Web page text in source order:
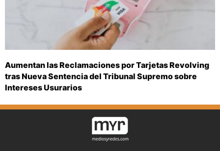
Aumentan las Reclamaciones por Tarjetas Revolving
tras Nueva Sentencia del Tribunal Supremo sobre
Intereses Usurarios